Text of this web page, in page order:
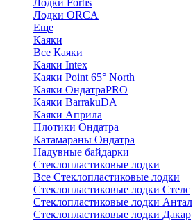
Лодки Fortis
Лодки ORCA
Еще
Каяки
Все Каяки
Каяки Intex
Каяки Point 65° North
Каяки ОндатраPRO
Каяки BarrakuDA
Каяки Априла
Плотики Ондатра
Катамараны Ондатра
Надувные байдарки
Стеклопластиковые лодки
Все Стеклопластиковые лодки
Стеклопластиковые лодки Стелс
Стеклопластиковые лодки Антал
Стеклопластиковые лодки Дакар